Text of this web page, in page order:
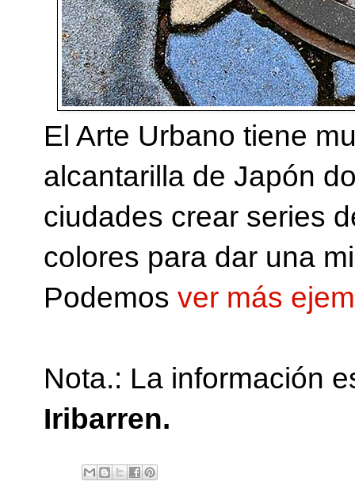
El Arte Urbano tiene
alcantarilla de Japón
ciudades crear series
colores para dar una
Podemos ver más
Nota.: La información
Iribarren.